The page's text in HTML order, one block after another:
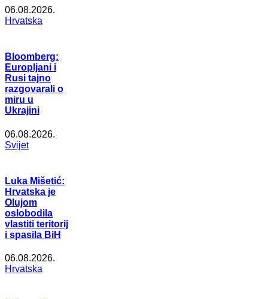
06.08.2026.
Hrvatska
Bloomberg:
Europljani i
Rusi tajno
razgovarali o
miru u
Ukrajini
06.08.2026.
Svijet
Luka Mišetić:
Hrvatska je
Olujom
oslobodila
vlastiti teritorij
i spasila BiH
06.08.2026.
Hrvatska